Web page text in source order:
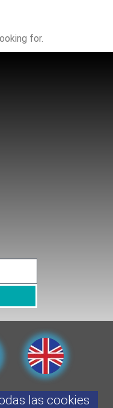
for.
las cookies